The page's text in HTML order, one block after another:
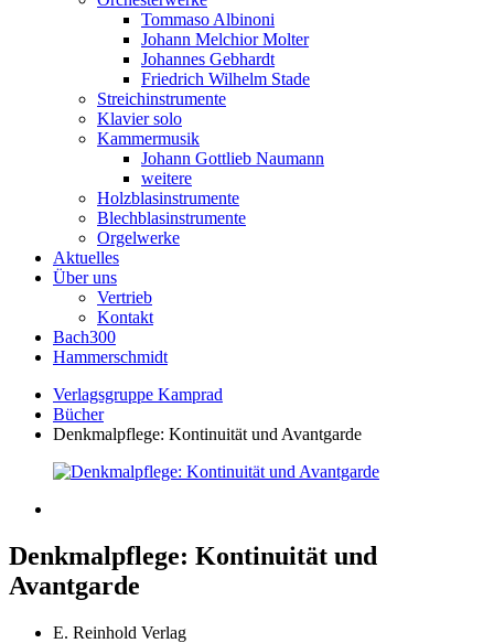
Tommaso Albinoni
Johann Melchior Molter
Johannes Gebhardt
Friedrich Wilhelm Stade
Streichinstrumente
Klavier solo
Kammermusik
Johann Gottlieb Naumann
weitere
Holzblasinstrumente
Blechblasinstrumente
Orgelwerke
Aktuelles
Über uns
Vertrieb
Kontakt
Bach300
Hammerschmidt
Verlagsgruppe Kamprad
Bücher
Denkmalpflege: Kontinuität und Avantgarde
Denkmalpflege: Kontinuität und
Avantgarde
E. Reinhold Verlag